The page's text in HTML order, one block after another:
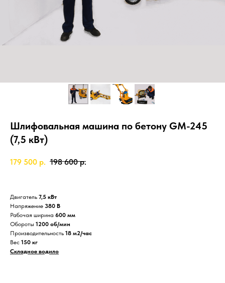
Шлифовальная машина по бетону GM-245
(7,5 кВт)
179 500 р. 198 600 р.
Двигатель 7,5 кВт
Напряжение 380 В
Рабочая ширина 600 мм
Обороты 1200 об/мин
Производительность 18 м2/час
Вес 150 кг
Складное водило